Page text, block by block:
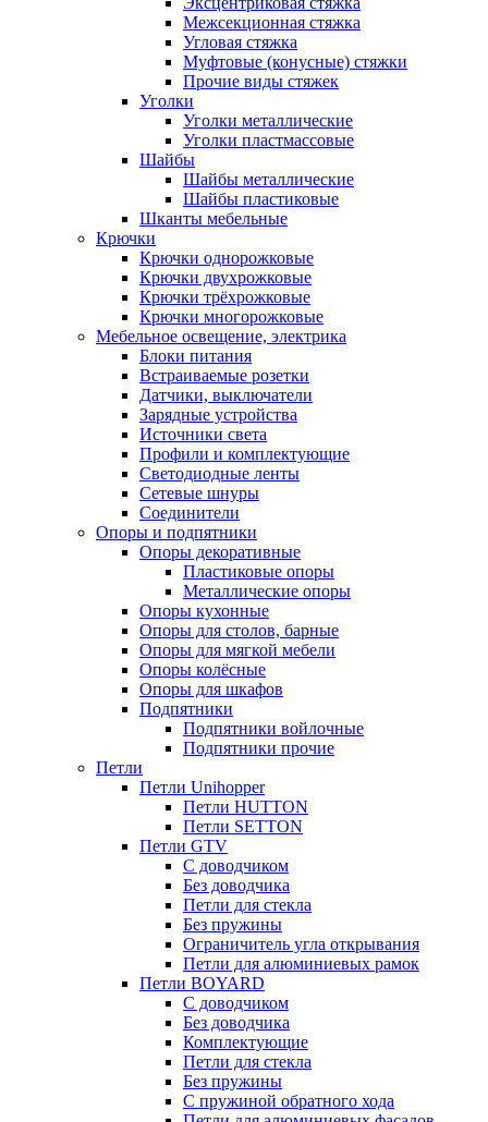
Межсекционная стяжка
Угловая стяжка
Муфтовые (конусные) стяжки
Прочие виды стяжек
Уголки
Уголки металлические
Уголки пластмассовые
Шайбы
Шайбы металлические
Шайбы пластиковые
Шканты мебельные
Крючки
Крючки однорожковые
Крючки двухрожковые
Крючки трёхрожковые
Крючки многорожковые
Мебельное освещение, электрика
Блоки питания
Встраиваемые розетки
Датчики, выключатели
Зарядные устройства
Источники света
Профили и комплектующие
Светодиодные ленты
Сетевые шнуры
Соединители
Опоры и подпятники
Опоры декоративные
Пластиковые опоры
Металлические опоры
Опоры кухонные
Опоры для столов, барные
Опоры для мягкой мебели
Опоры колёсные
Опоры для шкафов
Подпятники
Подпятники войлочные
Подпятники прочие
Петли
Петли Unihopper
Петли HUTTON
Петли SETTON
Петли GTV
С доводчиком
Без доводчика
Петли для стекла
Без пружины
Ограничитель угла открывания
Петли для алюминиевых рамок
Петли BOYARD
С доводчиком
Без доводчика
Комплектующие
Петли для стекла
Без пружины
С пружиной обратного хода